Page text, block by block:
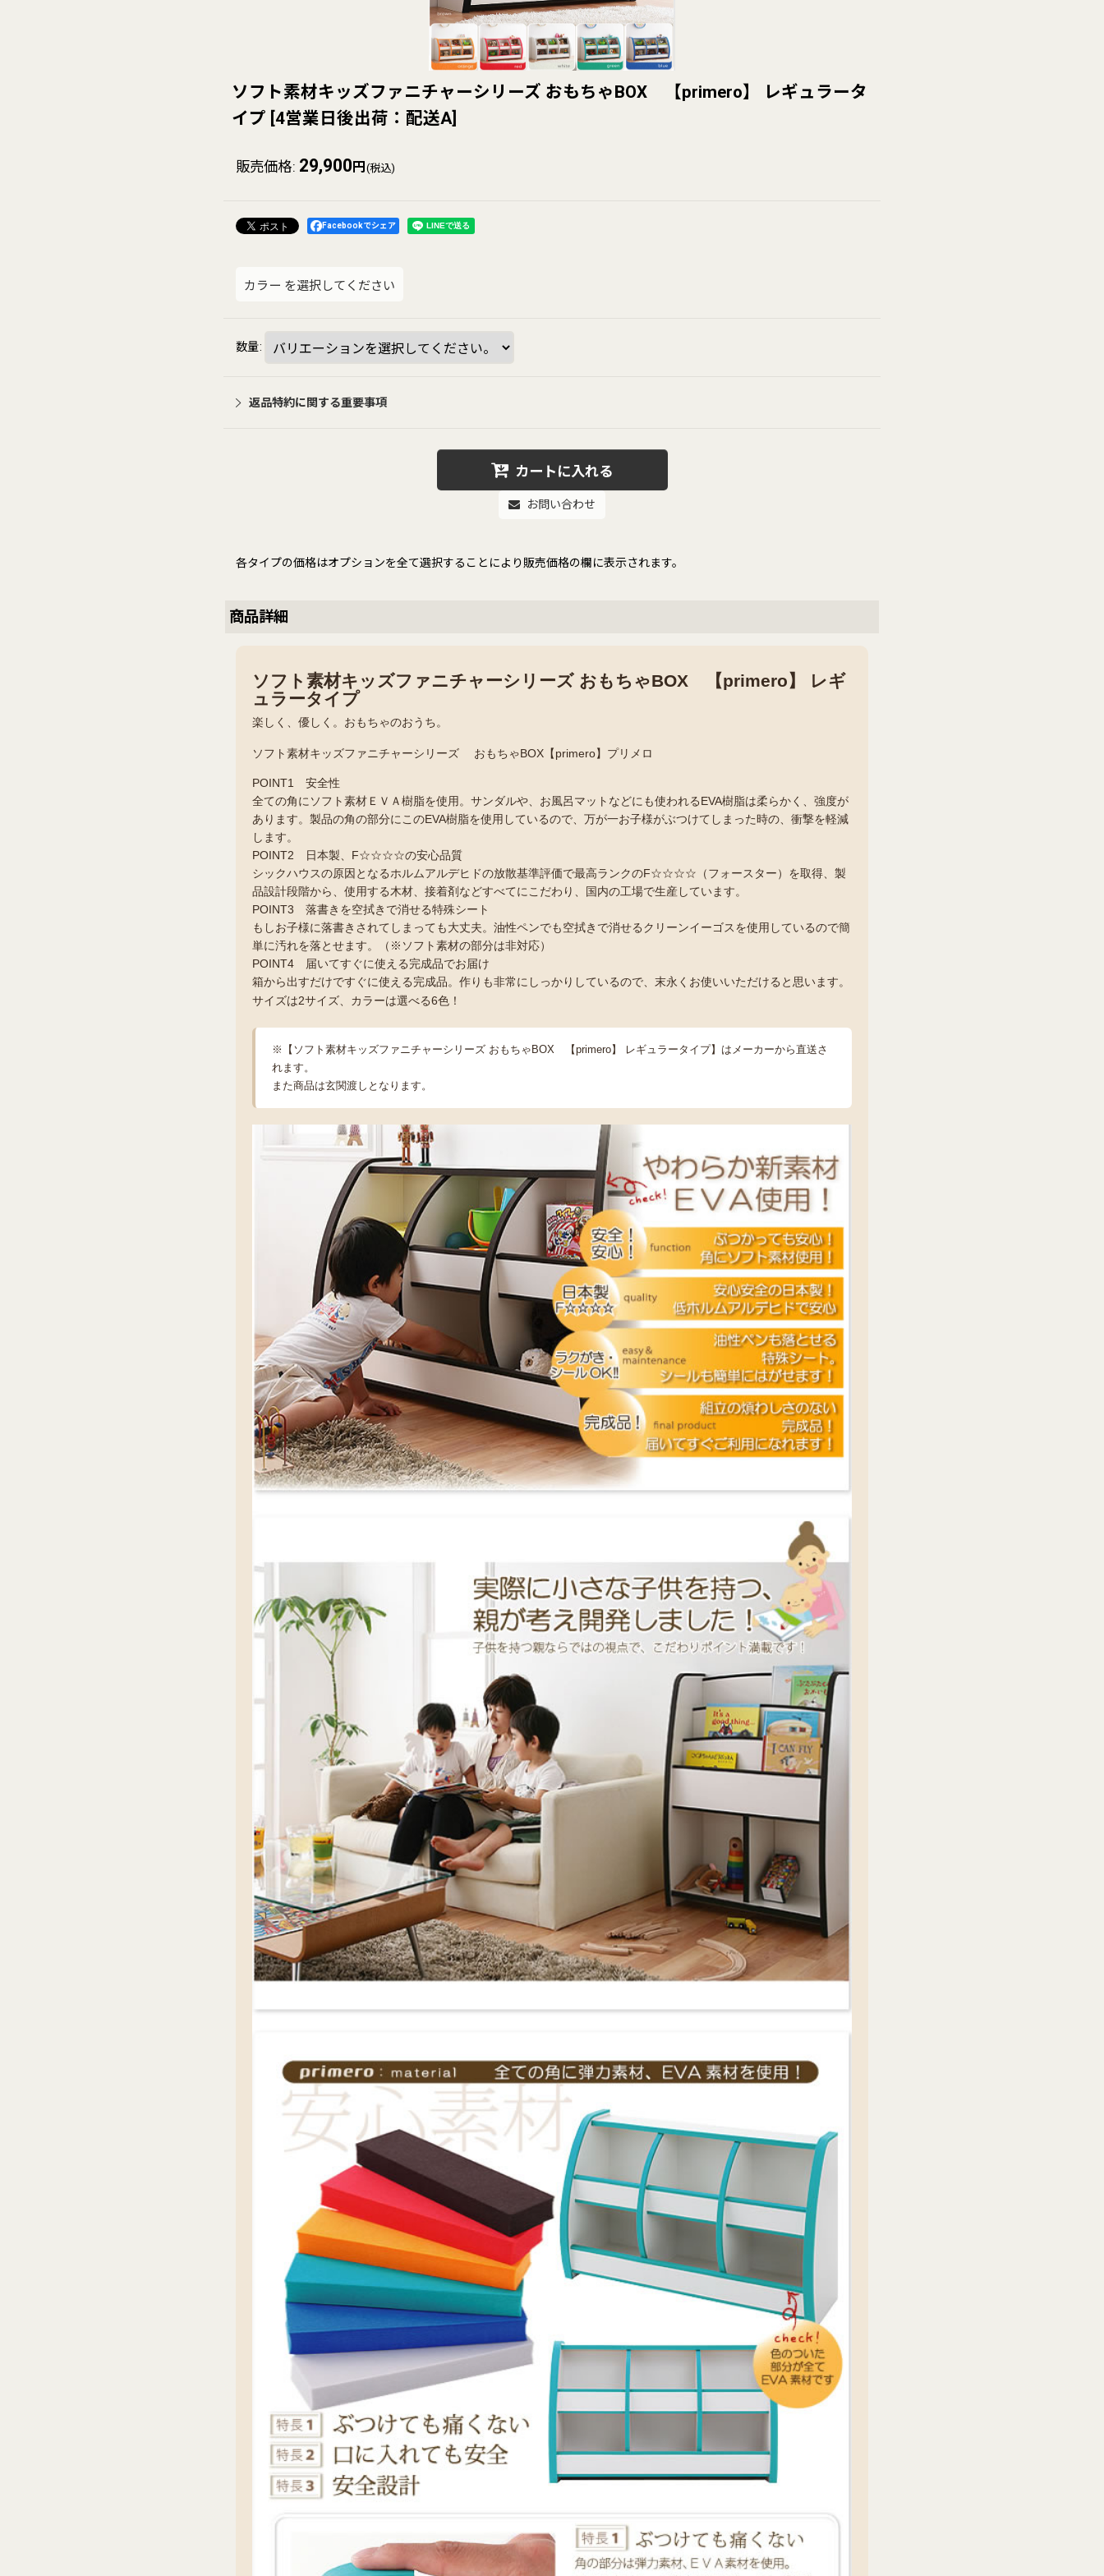
ソフト素材キッズファニチャーシリーズ おもちゃBOX 【primero】 レギュラータ
イプ [4営業日後出荷：配送A]
販売価格: 29,900 円 (税込)
Facebookでシェア
カラー を選択してください
数量:
返品特約に関する重要事項
カートに入れる
お問い合わせ
各タイプの価格はオプションを全て選択することにより販売価格の欄に表示されます。
商品詳細
ソフト素材キッズファニチャーシリーズ おもちゃBOX 【primero】 レギ
ュラータイプ
楽しく、優しく。おもちゃのおうち。
ソフト素材キッズファニチャーシリーズ おもちゃBOX【primero】プリメロ
POINT1 安全性
全ての角にソフト素材ＥＶＡ樹脂を使用。サンダルや、お風呂マットなどにも使われるEVA樹脂は柔らかく、強度が
あります。製品の角の部分にこのEVA樹脂を使用しているので、万が一お子様がぶつけてしまった時の、衝撃を軽減
します。
POINT2 日本製、F☆☆☆☆の安心品質
シックハウスの原因となるホルムアルデヒドの放散基準評価で最高ランクのF☆☆☆☆（フォースター）を取得、製
品設計段階から、使用する木材、接着剤などすべてにこだわり、国内の工場で生産しています。
POINT3 落書きを空拭きで消せる特殊シート
もしお子様に落書きされてしまっても大丈夫。油性ペンでも空拭きで消せるクリーンイーゴスを使用しているので簡
単に汚れを落とせます。（※ソフト素材の部分は非対応）
POINT4 届いてすぐに使える完成品でお届け
箱から出すだけですぐに使える完成品。作りも非常にしっかりしているので、末永くお使いいただけると思います。
サイズは2サイズ、カラーは選べる6色！
※【ソフト素材キッズファニチャーシリーズ おもちゃBOX 【primero】 レギュラータイプ】はメーカーから直送さ
れます。
また商品は玄関渡しとなります。